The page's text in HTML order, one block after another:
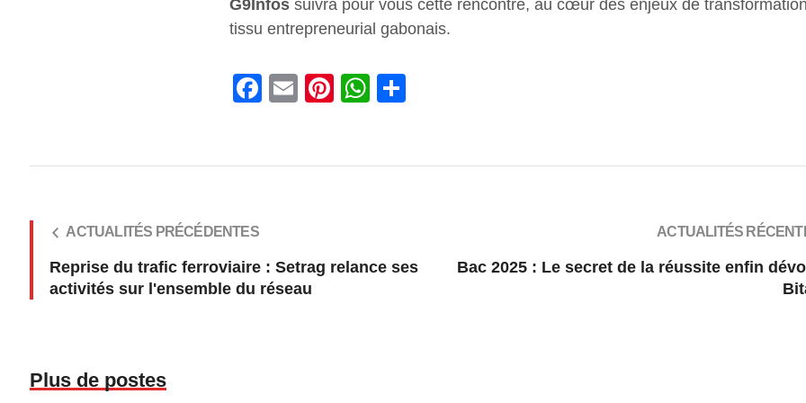
G9Infos suivra pour vous cette rencontre, au cœur des enjeux de
tissu entrepreneurial gabonais.
Facebook
Email PinterestWhatsApp
ACTUALITÉS PRÉCÉDENTES
Reprise du trafic ferroviaire : Setrag relance ses
activités sur l'ensemble du réseau
ACTUALITÉS
Bac 2025 : Le secret de la réussite enfin
Plus de postes